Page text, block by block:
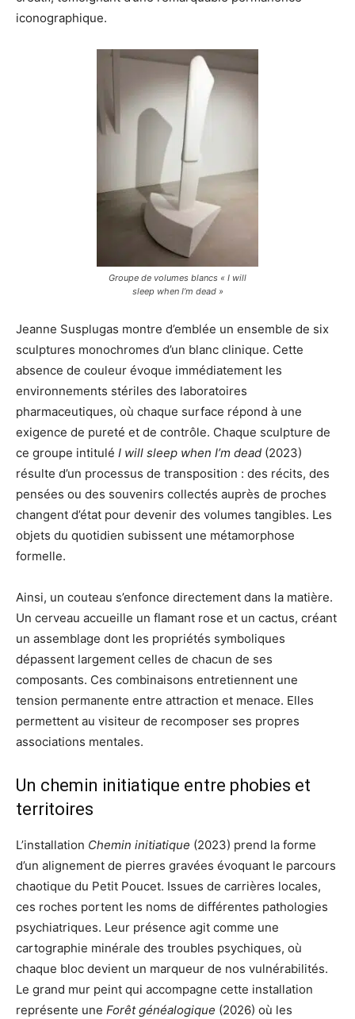
iconographique.
Groupe de volumes blancs « I will
sleep when I’m dead »
Jeanne Susplugas montre d’emblée un ensemble de six
sculptures monochromes d’un blanc clinique. Cette
absence de couleur évoque immédiatement les
environnements stériles des laboratoires
pharmaceutiques, où chaque surface répond à une
exigence de pureté et de contrôle. Chaque sculpture de
ce groupe intitulé I will sleep when I’m dead (2023)
résulte d’un processus de transposition : des récits, des
pensées ou des souvenirs collectés auprès de proches
changent d’état pour devenir des volumes tangibles. Les
objets du quotidien subissent une métamorphose
formelle.
Ainsi, un couteau s’enfonce directement dans la matière.
Un cerveau accueille un flamant rose et un cactus, créant
un assemblage dont les propriétés symboliques
dépassent largement celles de chacun de ses
composants. Ces combinaisons entretiennent une
tension permanente entre attraction et menace. Elles
permettent au visiteur de recomposer ses propres
associations mentales.
Un chemin initiatique entre phobies et
territoires
L’installation Chemin initiatique (2023) prend la forme
d’un alignement de pierres gravées évoquant le parcours
chaotique du Petit Poucet. Issues de carrières locales,
ces roches portent les noms de différentes pathologies
psychiatriques. Leur présence agit comme une
cartographie minérale des troubles psychiques, où
chaque bloc devient un marqueur de nos vulnérabilités.
Le grand mur peint qui accompagne cette installation
représente une Forêt généalogique (2026) où les